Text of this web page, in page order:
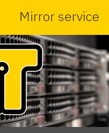
Mirror service